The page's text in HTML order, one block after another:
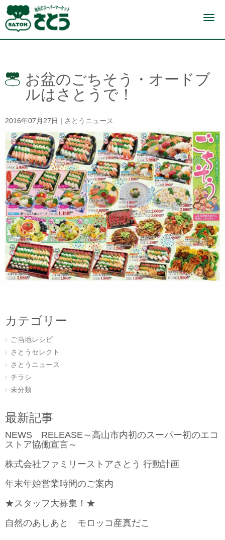
N
i
i
お盆のごちそう・オードブ
ルはさとうで！
2016年07月27日 さとうニュース
カテゴリー
ご当地レシピ
さとうセレクト
さとうニュース
チラシ
未分類
最新記事
NEWS RELEASE～高山市内初のスーパー初のエコ
ストア協働宣言～
株式会社ファミリーストアさとう 行動計画
年末年始営業時間のご案内
★スタッフ大募集！★
自然のあしあと モロッコ産真だこ